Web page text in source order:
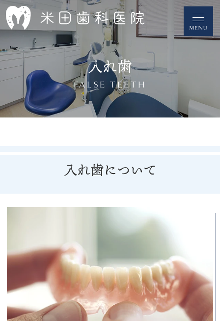
入れ歯
FALSE TEETH
入れ歯について